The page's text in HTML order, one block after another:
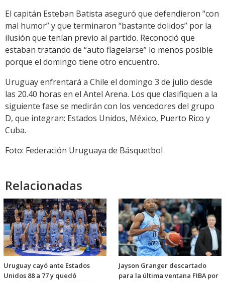
El capitán Esteban Batista aseguró que defendieron “con
mal humor” y que terminaron “bastante dolidos” por la
ilusión que tenían previo al partido. Reconoció que
estaban tratando de “auto flagelarse” lo menos posible
porque el domingo tiene otro encuentro.
Uruguay enfrentará a Chile el domingo 3 de julio desde
las 20.40 horas en el Antel Arena. Los que clasifiquen a la
siguiente fase se medirán con los vencedores del grupo
D, que integran: Estados Unidos, México, Puerto Rico y
Cuba.
Foto: Federación Uruguaya de Básquetbol
Relacionadas
Uruguay cayó ante Estados
Unidos 88 a 77 y quedó
Jayson Granger descartado
para la última ventana FIBA por